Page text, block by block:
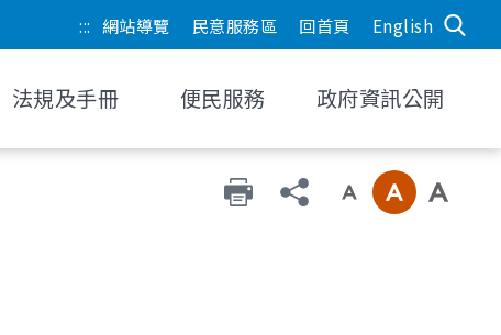
::: 網站導覽 民意服務區 回首頁 English
法規及手冊 便民服務 政府資訊公開